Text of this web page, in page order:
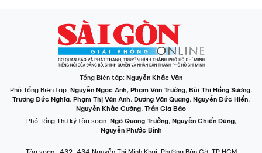
Tổng Biên tập: Nguyễn Khắc Văn
Phó Tổng Biên tập: Nguyễn Ngọc Anh, Phạm Văn Trường, Bùi Thị Hồng Sương,
Trương Đức Nghĩa, Phạm Thị Vân Anh, Dương Văn Quang, Nguyễn Đức Hiển,
Nguyễn Khắc Cường, Trần Gia Bảo
Phó Tổng Thư ký tòa soạn: Ngô Quang Trưởng, Nguyễn Chiến Dũng,
Nguyễn Phước Bình